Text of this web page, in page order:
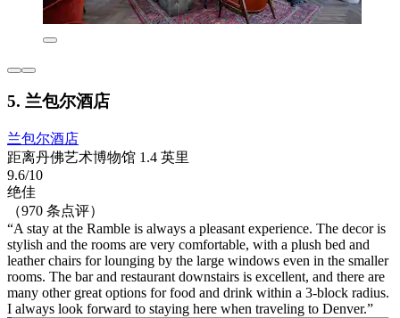
5. 兰包尔酒店
兰包尔酒店
距离丹佛艺术博物馆 1.4 英里
9.6/10
绝佳
（970 条点评）
“A stay at the Ramble is always a pleasant experience. The decor is
stylish and the rooms are very comfortable, with a plush bed and
leather chairs for lounging by the large windows even in the smaller
rooms. The bar and restaurant downstairs is excellent, and there are
many other great options for food and drink within a 3-block radius.
I always look forward to staying here when traveling to Denver.”